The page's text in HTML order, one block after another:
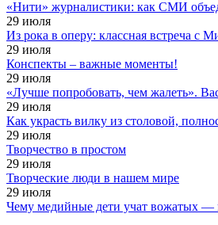
«Нити» журналистики: как СМИ
29 июля
Из рока в оперу: классная встреча с
29 июля
Конспекты – важные моменты!
29 июля
«Лучше попробовать, чем жалеть».
29 июля
Как украсть вилку из столовой,
29 июля
Творчество в простом
29 июля
Творческие люди в нашем мире
29 июля
Чему медийные дети учат вожатых —